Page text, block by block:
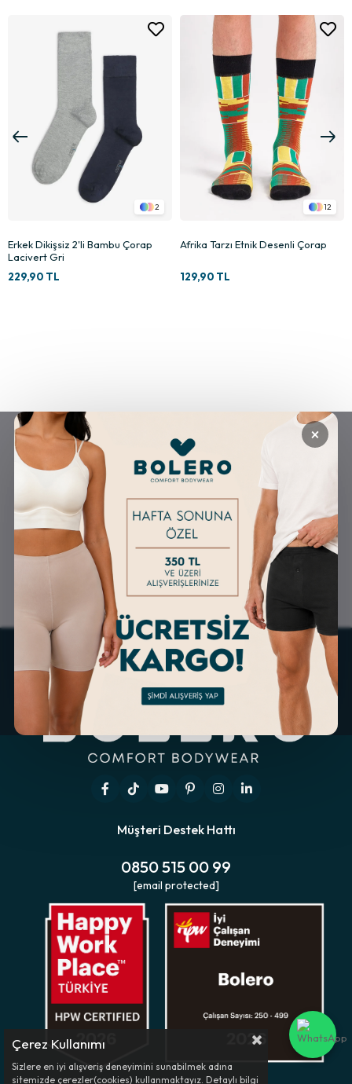
4
Adventure Sports Tasarım Çorap
129,90 TL
11
Çağla Yeşili Renkli Düz Merserize
129,90 TL
ÜCRETSİZ KARGO GÜVENLİ ALIŞVERİŞ
KOLAY İADE & DEĞİŞİM
ALTERNATİF ÖDEME
İMKANLARI
Müşteri Destek Hattı
0850 515 00 99
[email protected]
Çerez Kullanımı
Sizlere en iyi alışveriş deneyimini sunabilmek adına
sitemizde çerezler(cookies) kullanmaktayız. Detaylı bilgi
×